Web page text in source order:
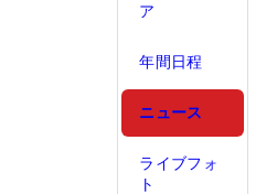
ア
年間日程
ニュース
ライブフォ
ト